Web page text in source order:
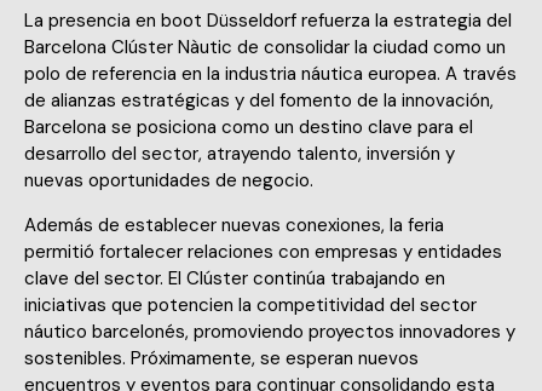
La presencia en boot Düsseldorf refuerza la estrategia del
Barcelona Clúster Nàutic de consolidar la ciudad como un
polo de referencia en la industria náutica europea. A través
de alianzas estratégicas y del fomento de la innovación,
Barcelona se posiciona como un destino clave para el
desarrollo del sector, atrayendo talento, inversión y
nuevas oportunidades de negocio.
Además de establecer nuevas conexiones, la feria
permitió fortalecer relaciones con empresas y entidades
clave del sector. El Clúster continúa trabajando en
iniciativas que potencien la competitividad del sector
náutico barcelonés, promoviendo proyectos innovadores y
sostenibles. Próximamente, se esperan nuevos
encuentros y eventos para continuar consolidando esta